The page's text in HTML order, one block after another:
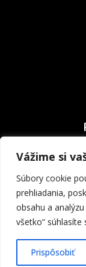
Vážime si
Súbory cookie
prehliadania,
obsahu a
všetko“
Prispôsobiť